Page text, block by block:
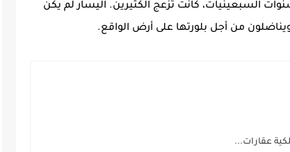
السبعينيات، كانت تزعج الكثيرين. اليسار لم يكن
من أجل بلورتها على أرض الواقع.
عقارات...